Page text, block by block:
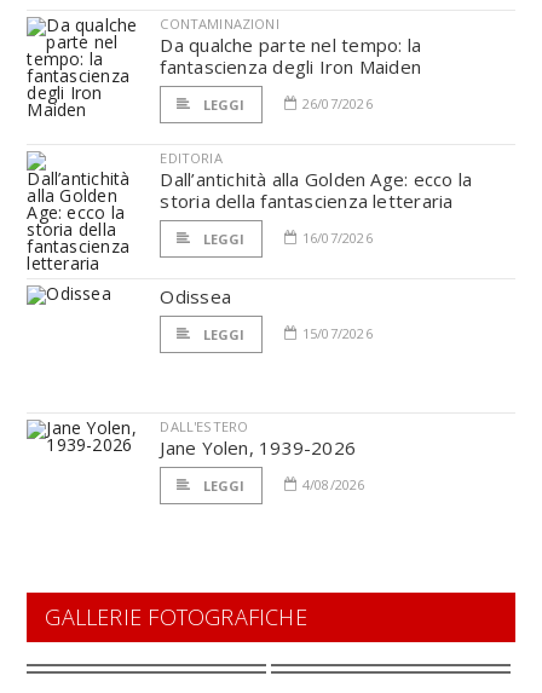
CONTAMINAZIONI
Da qualche parte nel tempo: la
fantascienza degli Iron Maiden
LEGGI 26/07/2026
EDITORIA
Dall’antichità alla Golden Age: ecco la
storia della fantascienza letteraria
LEGGI 16/07/2026
Odissea
LEGGI 15/07/2026
DALL'ESTERO
Jane Yolen, 1939-2026
LEGGI 4/08/2026
GALLERIE FOTOGRAFICHE